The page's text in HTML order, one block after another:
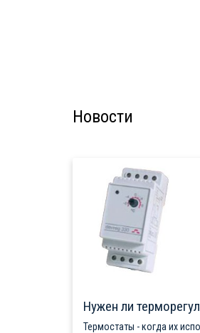
Новости
Нужен ли
Термостаты - когда их